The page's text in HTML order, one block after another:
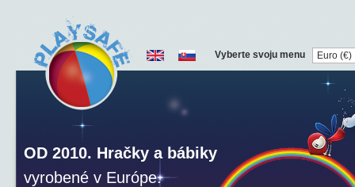
OD 2010. Hračky a bábiky
vyrobené v Európe.
Vyberte svoju menu